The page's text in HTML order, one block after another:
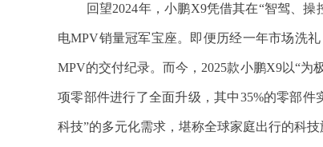
回望2024年，小鹏X9凭借其在“智驾、
电MPV销量冠军宝座。即便历经一年市场洗
MPV的交付纪录。而今，2025款小鹏X9以“为
项零部件进行了全面升级，其中35%的零部
科技”的多元化需求，堪称全球家庭出行的科技